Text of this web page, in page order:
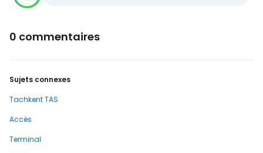
0 commentaires
Sujets connexes
Tachkent TAS
Accès
Terminal